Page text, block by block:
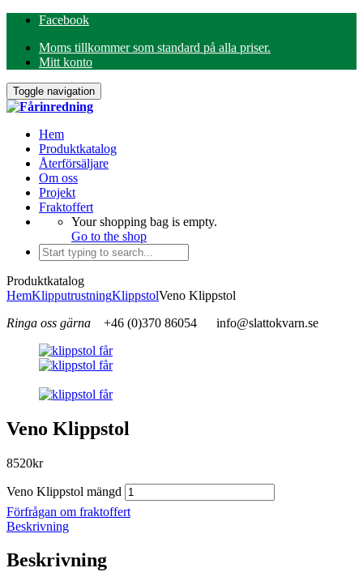
Facebook
Moms tillkommer som standard på alla priser.
Mitt konto
Toggle navigation
Hem
Produktkatalog
Återförsäljare
Om oss
Projekt
Fraktoffert
Your shopping bag is empty.
Go to the shop
Produktkatalog
HemKlipputrustningKlippstolVeno Klippstol
Ringa oss gärna
+46 (0)370 86054 info@slattokvarn.se
Veno Klippstol
8520kr
Veno Klippstol mängd
Förfrågan om fraktoffert
Beskrivning
Beskrivning